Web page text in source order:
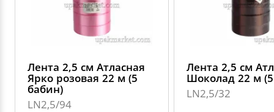
Лента 2,5 см Атласная
Ярко розовая 22 м (5
бабин)
LN2,5/94
Лента 2,5 см
Шоколад 22 м
LN2,5/32